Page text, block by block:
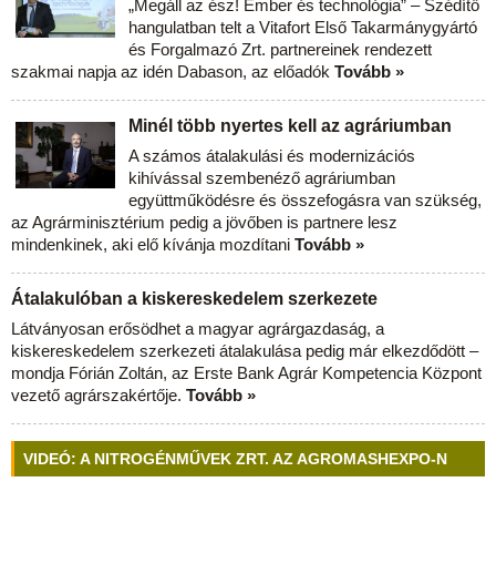
„Megáll az ész! Ember és technológia” – Szédítő
hangulatban telt a Vitafort Első Takarmánygyártó
és Forgalmazó Zrt. partnereinek rendezett
szakmai napja az idén Dabason, az előadók Tovább »
Minél több nyertes kell az agráriumban
A számos átalakulási és modernizációs
kihívással szembenéző agráriumban
együttműködésre és összefogásra van szükség,
az Agrárminisztérium pedig a jövőben is partnere lesz
mindenkinek, aki elő kívánja mozdítani Tovább »
Átalakulóban a kiskereskedelem szerkezete
Látványosan erősödhet a magyar agrárgazdaság, a
kiskereskedelem szerkezeti átalakulása pedig már elkezdődött –
mondja Fórián Zoltán, az Erste Bank Agrár Kompetencia Központ
vezető agrárszakértője. Tovább »
VIDEÓ: A NITROGÉNMŰVEK ZRT. AZ AGROMASHEXPO-N